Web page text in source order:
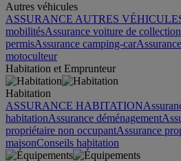
Autres véhicules
ASSURANCE AUTRES
mobilitésAssurance voiture de collection
permisAssurance camping-car
motoculteur
Habitation et Emprunteur
Habitation
ASSURANCE HABITATION
habitationAssurance déménagement
propriétaire non occupantAssurance
maisonConseils habitation